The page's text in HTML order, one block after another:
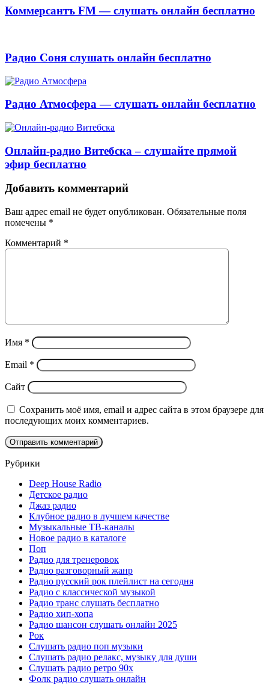
Коммерсантъ FM — слушать онлайн бесплатно
Радио Соня слушать онлайн бесплатно
Радио Атмосфера — слушать онлайн бесплатно
Онлайн-радио Витебска – слушайте прямой
эфир бесплатно
Добавить комментарий
Ваш адрес email не будет опубликован. Обязательные поля
помечены *
Комментарий *
Имя *
Email *
Сайт
Сохранить моё имя, email и адрес сайта в этом браузере для
последующих моих комментариев.
Рубрики
Deep House Radio
Детское радио
Джаз радио
Клубное радио в лучшем качестве
Музыкальные ТВ-каналы
Новое радио в каталоге
Поп
Радио для тренеровок
Радио разговорный жанр
Радио русский рок плейлист на сегодня
Радио с классической музыкой
Радио транс слушать бесплатно
Радио хип-хопа
Радио шансон слушать онлайн 2025
Рок
Слушать радио поп музыки
Слушать радио релакс, музыку для души
Слушать радио ретро 90х
Фолк радио слушать онлайн